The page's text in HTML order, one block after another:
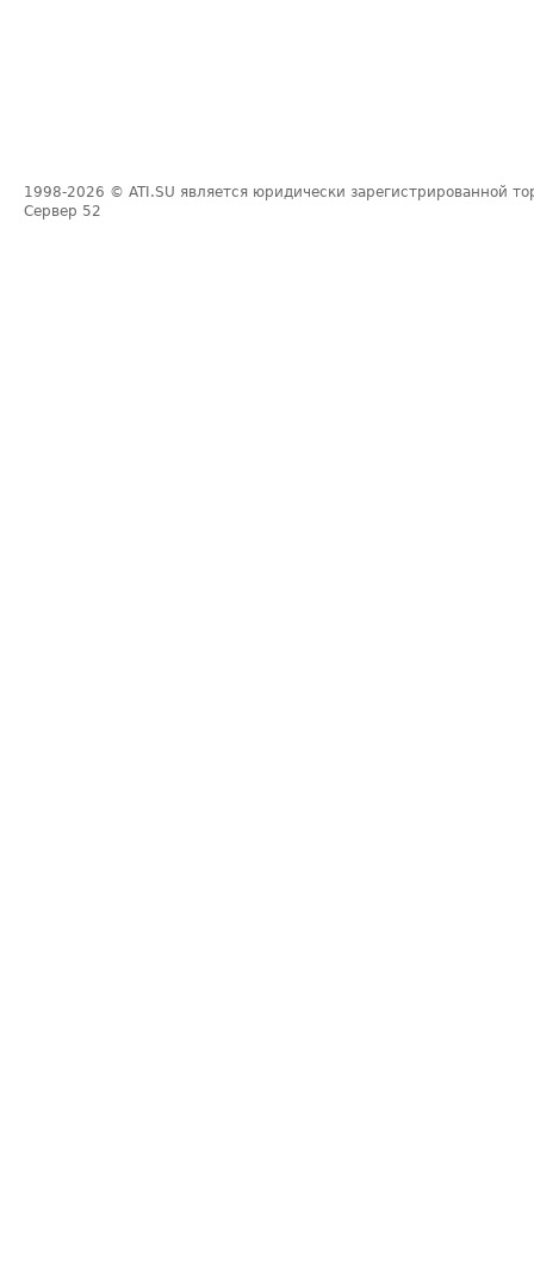
1998-2026 © ATI.SU является юридически зарегистрированной
Сервер 52